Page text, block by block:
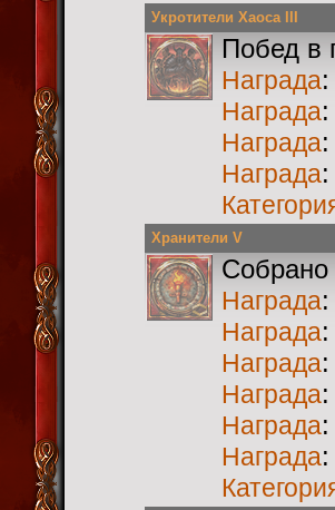
Укротители Хаоса III
Побед в
Награда:
Награда
Награда
Награда
Хранители V
Собрано
Награда:
Награда
Награда
Награда
Награда
Награда